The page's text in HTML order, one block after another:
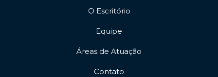
O Escritório
Equipe
Áreas de Atuação
Contato